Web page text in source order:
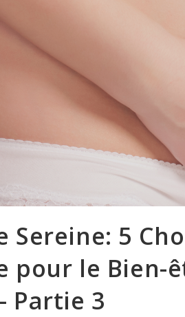
Sereine: 5
pour le Bien-
Partie 3